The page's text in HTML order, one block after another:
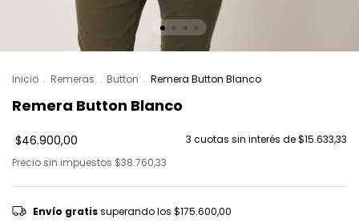
Inicio . Remeras . Button . Remera Button Blanco
Remera Button Blanco
$46.900,00 3 cuotas sin interés de$15.633,33
Precio sin impuestos $38.760,33
Envío gratis superando los $175.600,00